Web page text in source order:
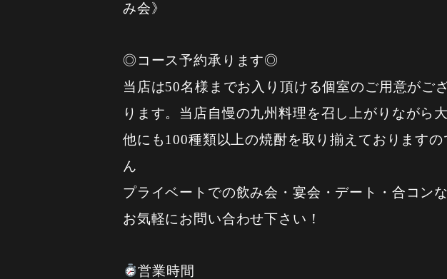
み会》
◎コース予約承ります◎
当店は50名様までお入り頂ける個室のご用意がご
ります。当店自慢の九州料理を召し上がりながら
他にも100種類以上の焼酎を取り揃えております
ん
プライベートでの飲み会・宴会・デート・合コン
お気軽にお問い合わせ下さい！
営業時間